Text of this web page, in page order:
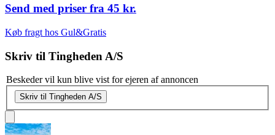
Send med priser fra 45 kr.
Køb fragt hos Gul&Gratis
Skriv til Tingheden A/S
Beskeder vil kun blive vist for ejeren af annoncen
Skriv til Tingheden A/S